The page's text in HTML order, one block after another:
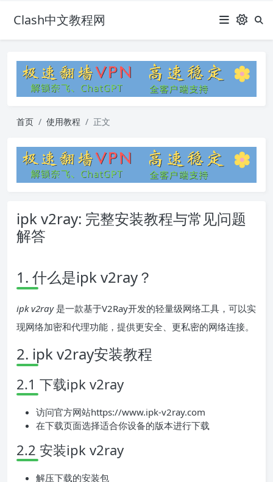
Clash中文教程网
首页 使用教程 正文
ipk v2ray: 完整安装教程与常见问题
解答
1. 什么是ipk v2ray？
ipk v2ray是一款基于V2Ray开发的轻量级网络工具，可以实
现网络加密和代理功能，提供更安全、更私密的网络连接。
2. ipk v2ray安装教程
2.1 下载ipk v2ray
访问官方网站https://www.ipk-v2ray.com
在下载页面选择适合你设备的版本进行下载
2.2 安装ipk v2ray
解压下载的安装包